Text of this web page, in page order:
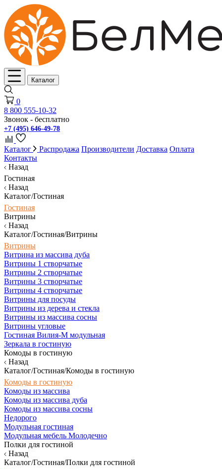
Каталог
0
8 800 555-10-32
Звонок - бесплатно
+7 (495) 646-49-78
Каталог Распродажа Производители Доставка Оплата
Контакты
Назад
Гостиная
Назад
Каталог/Гостиная
Гостиная
Витрины
Назад
Каталог/Гостиная/Витрины
Витрины
Витрина из массива дуба
Витрины 1 створчатые
Витрины 2 створчатые
Витрины 3 створчатые
Витрины 4 створчатые
Витрины для посуды
Витрины из дерева и стекла
Витрины из массива сосны
Витрины угловые
Гостиная Вилия-М модульная
Зеркала в гостиную
Комоды в гостиную
Назад
Каталог/Гостиная/Комоды в гостиную
Комоды в гостиную
Комоды из массива
Комоды из массива дуба
Комоды из массива сосны
Недорого
Модульная гостиная
Модульная мебель Молодечно
Полки для гостиной
Назад
Каталог/Гостиная/Полки для гостиной